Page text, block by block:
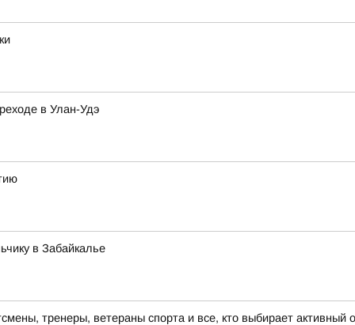
в Улан-Удэ
в Забайкалье
тренеры, ветераны спорта и все, кто выбирает активный